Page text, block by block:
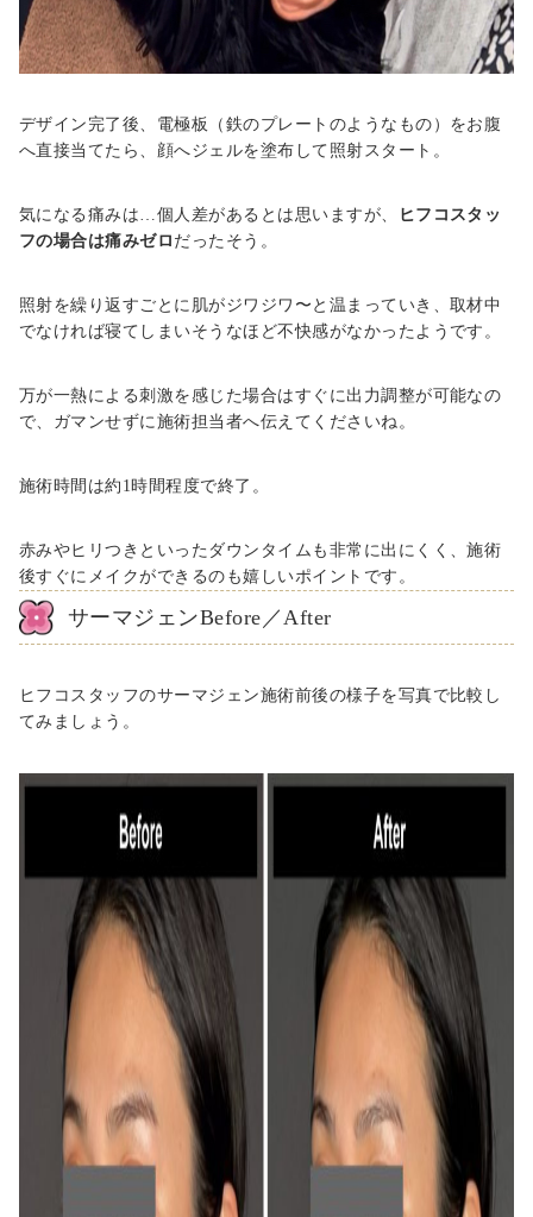
デザイン完了後、電極板（鉄のプレートのようなもの）をお腹
へ直接当てたら、顔へジェルを塗布して照射スタート。
気になる痛みは…個人差があるとは思いますが、
ヒフコスタッ
フの場合は痛みゼロ だったそう。
照射を繰り返すごとに肌がジワジワ〜と温まっていき、取材中
でなければ寝てしまいそうなほど不快感がなかったようです。
万が一熱による刺激を感じた場合はすぐに出力調整が可能なの
で、ガマンせずに施術担当者へ伝えてくださいね。
施術時間は約1時間程度で終了。
赤みやヒリつきといったダウンタイムも非常に出にくく、施術
後すぐにメイクができるのも嬉しいポイントです。
サーマジェンBefore／After
ヒフコスタッフのサーマジェン施術前後の様子を写真で比較し
てみましょう。